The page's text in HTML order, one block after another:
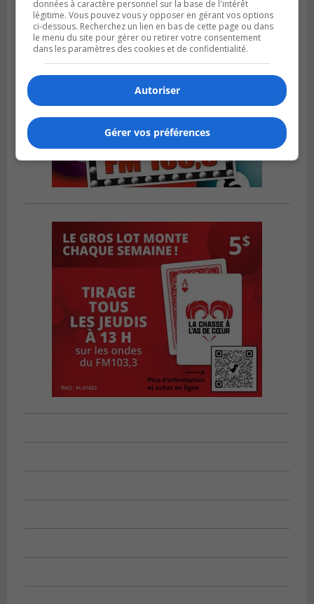
données à caractère personnel sur la base de l'intérêt
légitime. Vous pouvez vous y opposer en gérant vos options
ci-dessous. Recherchez un lien en bas de cette page ou dans
le menu du site pour gérer ou retirer votre consentement
dans les paramètres des cookies et de confidentialité.
Autoriser
Gérer vos préférences